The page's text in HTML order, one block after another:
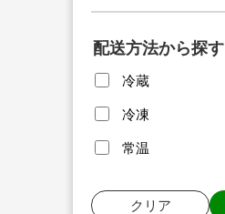
配送方法から探す
冷蔵
冷凍
常温
クリア